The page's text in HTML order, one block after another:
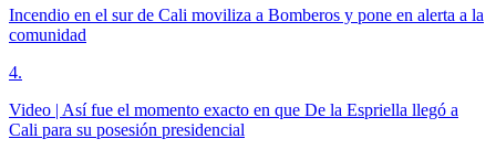
Incendio en el sur de Cali moviliza a Bomberos y pone en alerta a la
comunidad
4.
Video | Así fue el momento exacto en que De la Espriella llegó a
Cali para su posesión presidencial